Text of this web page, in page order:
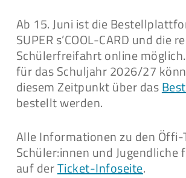
Ab 15. Juni ist die
SUPER s’COOL-CARD und die
Schülerfreifahrt online
für das Schuljahr 2026/27
diesem Zeitpunkt über das
bestellt werden.
Alle Informationen zu den
Schüler:innen und Jugendliche
auf derTicket-Infoseite.